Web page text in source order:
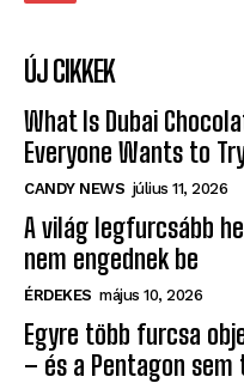
ÚJ CIKKEK
What Is Dubai
Everyone Wants to
CANDY NEWS július 11, 2026
A világ legfurcsább
nem engednek be
ÉRDEKES május 10, 2026
Egyre több furcsa
– és a Pentagon sem